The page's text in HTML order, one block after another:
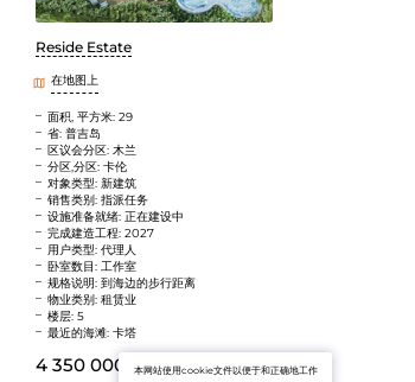
Reside Estate
在地图上
面积, 平方米: 29
省: 普吉岛
区议会分区: 木兰
分区,分区: 卡伦
对象类型: 新建筑
销售类别: 指派任务
设施准备就绪: 正在建设中
完成建造工程: 2027
用户类型: 代理人
卧室数目: 工作室
规格说明: 到海边的步行距离
物业类别: 租赁业
楼层: 5
最近的海滩: 卡塔
4 350 000 B(~10 714 285 ₽)
本网站使用cookie文件以便于和正确地工作